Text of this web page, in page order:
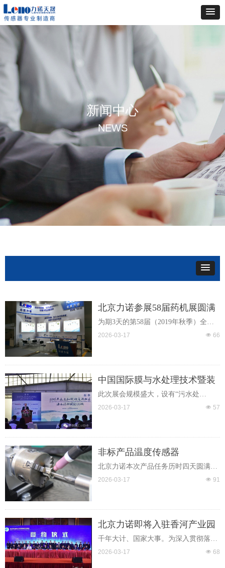
新闻中心
NEWS
北京力诺参展58届药机展圆满
落幕
为期3天的第58届（2019年秋季）全国
制药机械博览会暨2019（秋季）中国国
来自欧洲、美国、日本和韩国近30个国
家和地区的460家国际企业汇聚重庆展
的第58届（2019年秋季）全国制药机械
博览会暨2019（秋季）中国国际制药机
460家国际企业汇聚重庆展示先进制药
设备、寻找商机。
넶 66
2026-03-17
中国国际膜与水处理技术暨装
备展览会
此次展会规模盛大，设有“污水处
理”、“末端净水”、“膜与水处理”、“泵
质展商。
넶 57
2026-03-17
非标产品温度传感器
北京力诺本次产品任务历时四天圆满完
成，向浙江某集团公司提供一百支
넶 91
2026-03-17
北京力诺即将入驻香河产业园
千年大计、国家大事。为深入贯彻落实
党中央、国务院关于协同发展的重大战
넶 68
2026-03-17